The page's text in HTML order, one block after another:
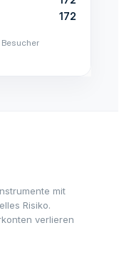
172
mit
Risiko.
verlieren